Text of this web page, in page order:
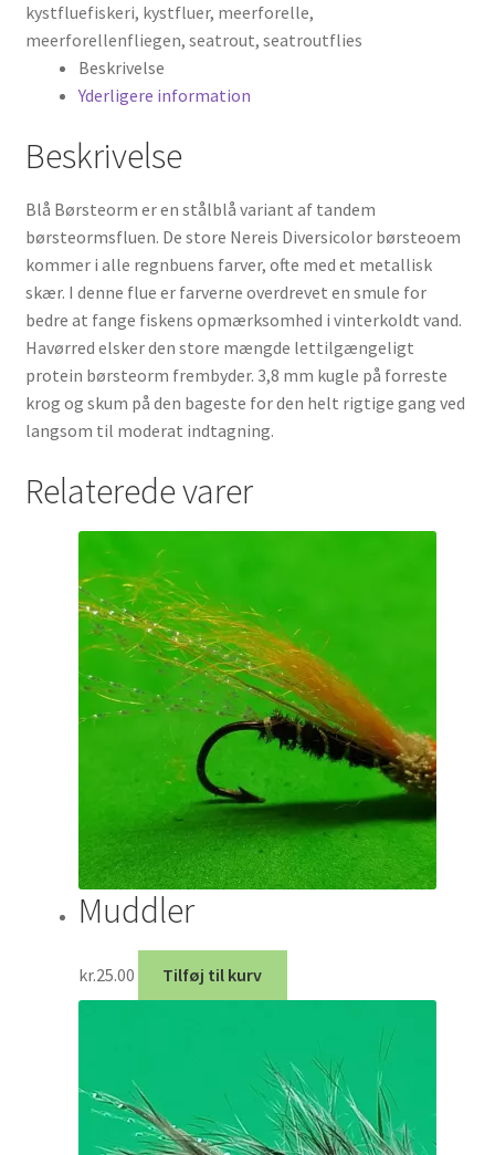
kystfluefiskeri, kystfluer, meerforelle,
meerforellenfliegen, seatrout, seatroutflies
Beskrivelse
Yderligere information
Beskrivelse
Blå Børsteorm er en stålblå variant af tandem
børsteormsfluen. De store Nereis Diversicolor børsteoem
kommer i alle regnbuens farver, ofte med et metallisk
skær. I denne flue er farverne overdrevet en smule for
bedre at fange fiskens opmærksomhed i vinterkoldt vand.
Havørred elsker den store mængde lettilgængeligt
protein børsteorm frembyder. 3,8 mm kugle på forreste
krog og skum på den bageste for den helt rigtige gang ved
langsom til moderat indtagning.
Relaterede varer
Muddler
kr.25.00 Tilføj til kurv